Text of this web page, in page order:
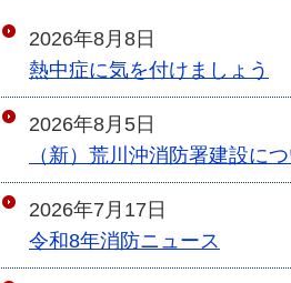
2026年8月8日
熱中症に気を付けましょう
2026年8月5日
（新）荒川沖消防署建設に
2026年7月17日
令和8年消防ニュース